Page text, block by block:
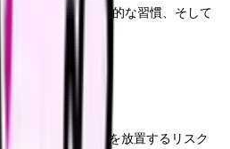
、ミスを防ぐ具体的な習慣、そして
えします。
ある理由と、不安を放置するリスク